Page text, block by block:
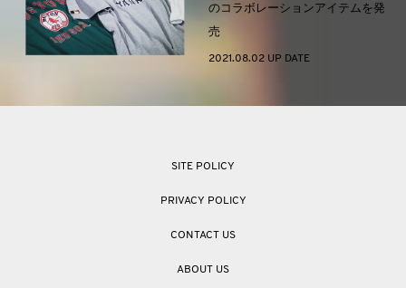
のコラボレーションアイテムを発
売
2021.08.02 UP DATE
SITE POLICY
PRIVACY POLICY
CONTACT US
ABOUT US